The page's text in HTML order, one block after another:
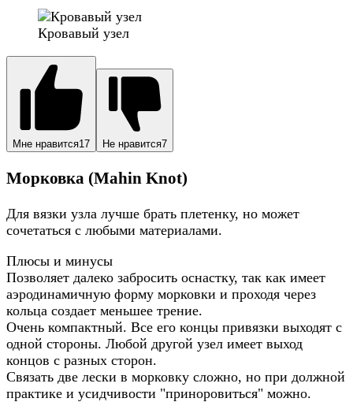
Кровавый узел
Мне нравится17 Не нравится7
Морковка (Mahin Knot)
Для вязки узла лучше брать плетенку, но может
сочетаться с любыми материалами.
Плюсы и минусы
Позволяет далеко забросить оснастку, так как имеет
аэродинамичную форму морковки и проходя через
кольца создает меньшее трение.
Очень компактный. Все его концы привязки выходят с
одной стороны. Любой другой узел имеет выход
концов с разных сторон.
Связать две лески в морковку сложно, но при должной
практике и усидчивости "приноровиться" можно.